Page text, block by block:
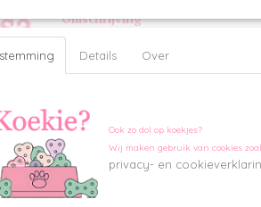
Omschrijving
Halsband Indy Pink is gemaakt
maakt voor puppy´s en kleine
door middel van een hartje met
voorzien van een elastiek aan de
Maatinformatie Halsband Indy
Maat Lengte
Breedte
XS
Extra informatie:
Geschikt voor puppys´s en kleine
Details Over
Ook zo dol op koekjes?
Wij maken gebruik van cookies
privacy- en